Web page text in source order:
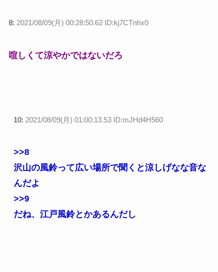
8: 2021/08/09(月) 00:28:50.62 ID:kj7CTnhx0
喧しくて涼やかではないだろ
10: 2021/08/09(月) 01:00:13.53 ID:mJHd4H560
>>8
沢山の風鈴って広い場所で聞くと涼しげなな音な
んだよ
>>9
だね、江戸風鈴とかあるんだし